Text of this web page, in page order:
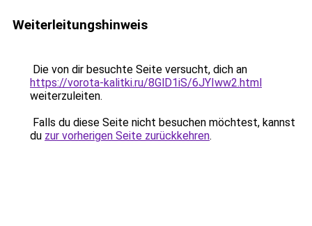
Weiterleitungshinweis
Die von dir besuchte Seite versucht, dich an
https://vorota-kalitki.ru/8GlD1iS/6JYIww2.html
weiterzuleiten.
Falls du diese Seite nicht besuchen möchtest, kannst
du zur vorherigen Seite zurückkehren.